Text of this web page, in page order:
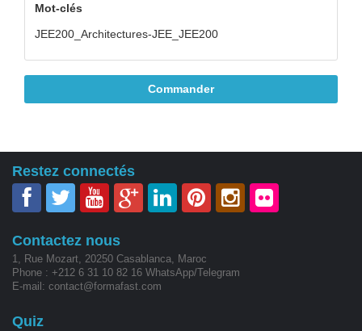
Mot-clés
JEE200_Architectures-JEE_JEE200
Commander
Restez connectés
Contactez nous
1, Rue Mozart, 20250 Casablanca, Maroc
Phone : +212 6 31 10 82 16 WhatsApp/Telegram
E-mail: contact@formafast.com
Quiz